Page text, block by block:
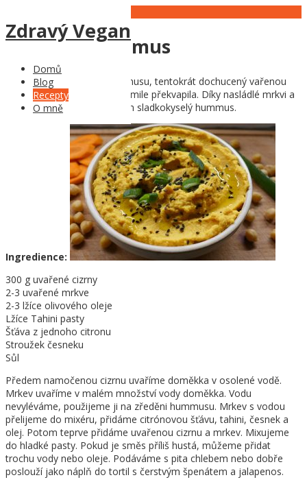
Zdravý Vegan
Domů
Blog
Recepty
O mně
Mrkvový hummus
Další z mnoha variant hummusu, tentokrát dochucený vařenou
mrkví. Kombinace mě velmi mile překvapila. Díky nasládlé mrkvi a
citrónové šťávě je výsledkem sladkokyselý hummus.
Ingredience:
300 g uvařené cizrny
2-3 uvařené mrkve
2-3 lžíce olivového oleje
Lžíce Tahini pasty
Šťáva z jednoho citronu
Stroužek česneku
Sůl
Předem namočenou cizrnu uvaříme doměkka v osolené vodě.
Mrkev uvaříme v malém množství vody doměkka. Vodu
nevyléváme, použijeme ji na zředěni hummusu. Mrkev s vodou
přelijeme do mixéru, přidáme citrónovou šťávu, tahini, česnek a
olej. Potom teprve přidáme uvařenou cizrnu a mrkev. Mixujeme
do hladké pasty. Pokud je směs příliš hustá, můžeme přidat
trochu vody nebo oleje. Podáváme s pita chlebem nebo dobře
poslouží jako náplň do tortil s čerstvým špenátem a jalapenos.